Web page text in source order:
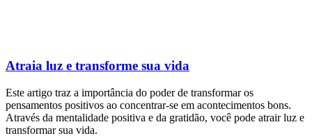
Atraia luz e transforme sua vida
Este artigo traz a importância do poder de transformar os
pensamentos positivos ao concentrar-se em acontecimentos bons.
Através da mentalidade positiva e da gratidão, você pode atrair luz e
transformar sua vida.